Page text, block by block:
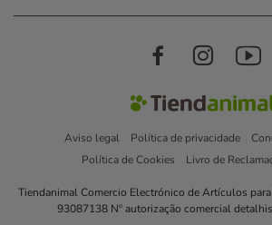
Aviso legal Política de privacidade
Política de Cookies
Livro de
Tiendanimal Comercio Electrónico de Artículos
93087138 Nº autorização comercial